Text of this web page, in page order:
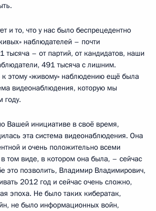
и то, что у нас было беспрецедентно
наблюдателей – почти
тысяча – от партий, от кандидатов, наши
491 тысяча с лишним.
к этому «живому» наблюдению ещё была
видеонаблюдения, которую мы
году.
Вашей инициативе в своё время,
эта система видеонаблюдения. Она
и очень положительно всеми
том виде, в котором она была, – сейчас
это позволить, Владимир Владимирович,
2012 год и сейчас очень сложно,
эпоха. Не было таких кибератак,
не было информационных войн,